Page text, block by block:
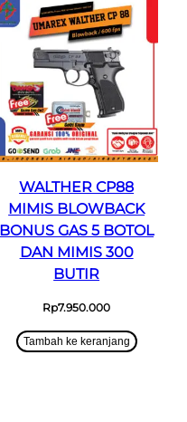
WALTHER CP88
MIMIS BLOWBACK
BONUS GAS 5 BOTOL
DAN MIMIS 300
BUTIR
Rp7.950.000
Tambah ke keranjang